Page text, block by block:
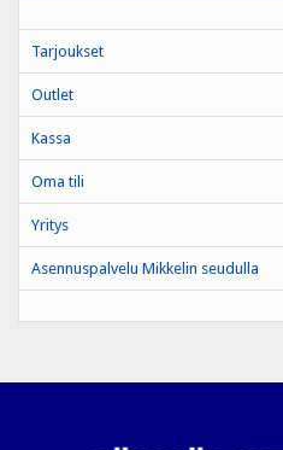
Tarjoukset
Outlet
Kassa
Oma tili
Yritys
Asennuspalvelu Mikkelin seudulla